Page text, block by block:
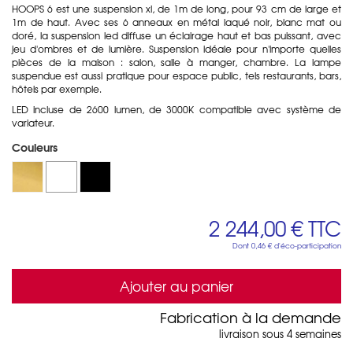
HOOPS 6 est une suspension xl, de 1m de long, pour 93 cm de large et
1m de haut. Avec ses 6 anneaux en métal laqué noir, blanc mat ou
doré, la suspension led diffuse un éclairage haut et bas puissant, avec
jeu d'ombres et de lumière. Suspension idéale pour n'importe quelles
pièces de la maison : salon, salle à manger, chambre. La lampe
suspendue est aussi pratique pour espace public, tels restaurants, bars,
hôtels par exemple.
LED incluse de 2600 lumen, de 3000K compatible avec système de
variateur.
Couleurs
2 244,00 €TTC
Dont 0,46 € d'éco-participation
Ajouter au panier
Fabrication à la demande
livraison sous 4 semaines